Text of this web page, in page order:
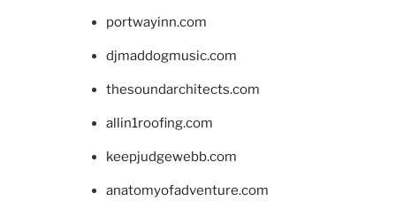
portwayinn.com
djmaddogmusic.com
thesoundarchitects.com
allin1roofing.com
keepjudgewebb.com
anatomyofadventure.com